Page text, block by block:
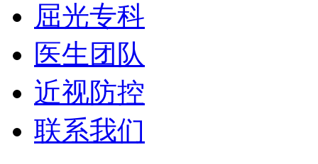
屈光专科
医生团队
近视防控
联系我们